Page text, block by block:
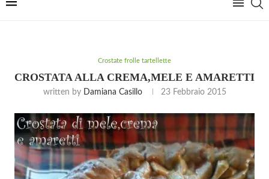
Crostate frolle tartellette
CROSTATA ALLA CREMA,MELE E AMARETTI
written by Damiana Casillo 23 Febbraio 2015